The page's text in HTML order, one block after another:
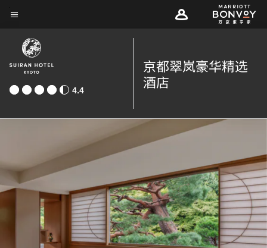
Skip
main
content
4.4
京都翠岚豪华精选
酒店